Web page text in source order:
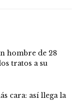
hombre de 28
tratos a su
cara: así llega la